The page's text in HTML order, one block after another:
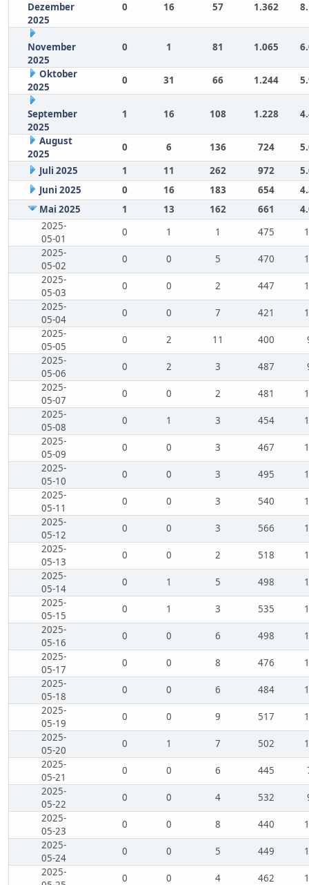
Dezember
2025
0 16 57 1.362
November
2025
0 1 81 1.065
Oktober
2025
0 31 66 1.244
September
2025
1 16 108 1.228
August
2025
0 6 136 724
Juli 2025
1 11 262 972
Juni 2025
0 16 183 654
Mai 2025
1 13 162 661
2025-
05-01
0 1 1 475
2025-
05-02
0 0 5 470
2025-
05-03
0 0 2 447
2025-
05-04
0 0 7 421
2025-
05-05
0 2 11 400
2025-
05-06
0 2 3 487
2025-
05-07
0 0 2 481
2025-
05-08
0 1 3 454
2025-
05-09
0 0 3 467
2025-
05-10
0 0 3 495
2025-
05-11
0 0 3 540
2025-
05-12
0 0 3 566
2025-
05-13
0 0 2 518
2025-
05-14
0 1 5 498
2025-
05-15
0 1 3 535
2025-
05-16
0 0 6 498
2025-
05-17
0 0 8 476
2025-
05-18
0 0 6 484
2025-
05-19
0 0 9 517
2025-
05-20
0 1 7 502
2025-
05-21
0 0 6 445
2025-
05-22
0 0 4 532
2025-
05-23
0 0 8 440
2025-
05-24
0 0 5 449
2025-
0 0 4 462